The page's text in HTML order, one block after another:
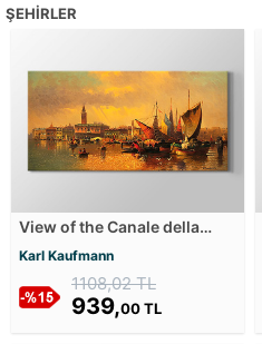
ŞEHIRLER
View of the Canale della
Guidecca in Venice Kanvas
Tablosu
Karl Kaufmann
1108,02 TL
939,00 TL